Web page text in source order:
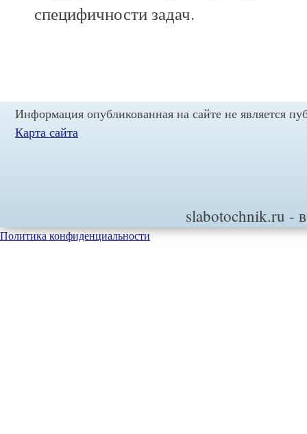
специфичности задач.
Информация опубликованная на сайте не является
Карта сайта
slabotochnik.ru -
Политика конфиденциальности